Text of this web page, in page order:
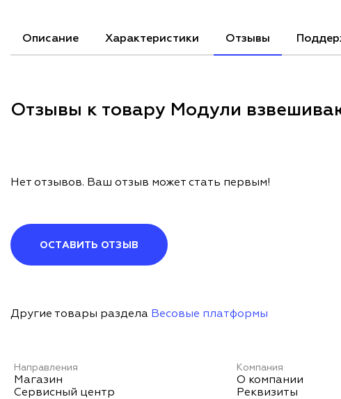
Описание Характеристики Отзывы
Отзывы к товару Модули
Нет отзывов. Ваш отзыв может стать первым!
ОСТАВИТЬ ОТЗЫВ
Другие товары раздела Весовые платформы
Направления
Магазин
Сервисный центр
Компания
О компании
Реквизиты